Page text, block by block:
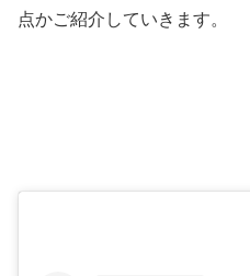
点かご紹介していきます。